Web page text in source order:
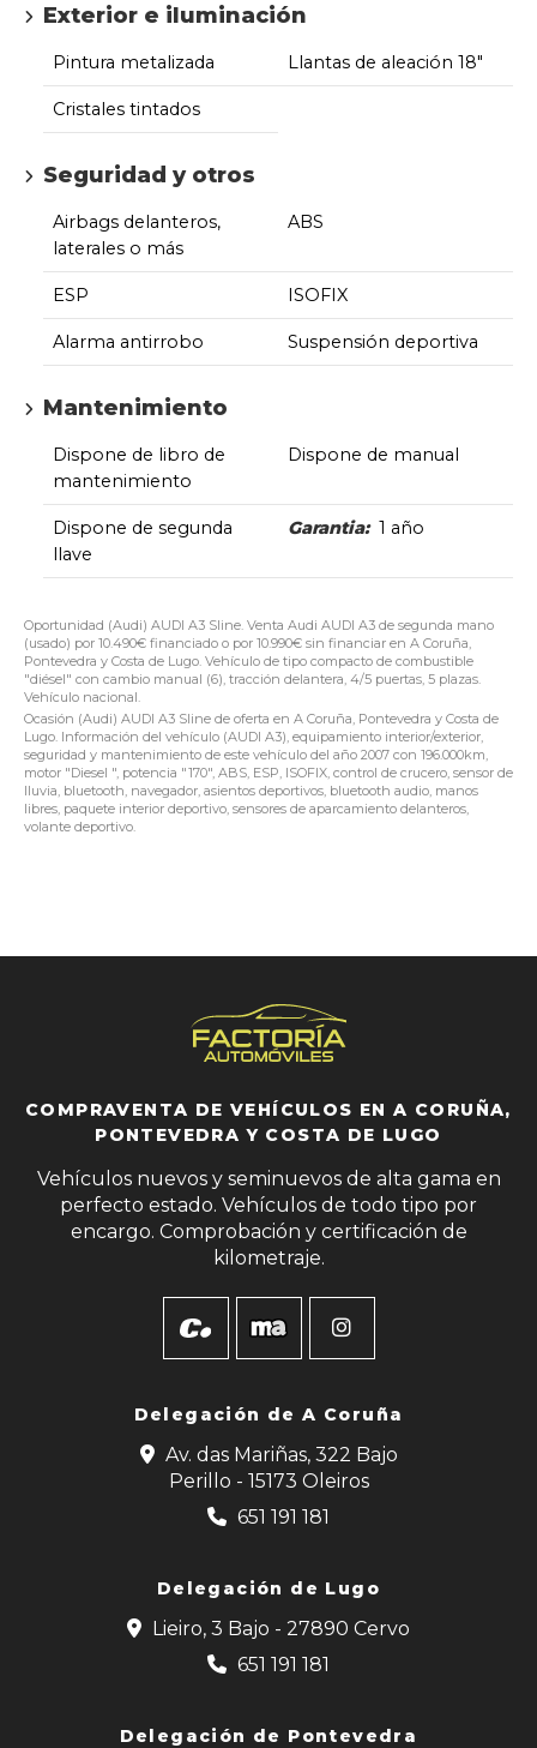
Exterior e iluminación
Pintura metalizada Llantas de aleación 18"
Cristales tintados
Seguridad y otros
Airbags delanteros,
laterales o más
ABS
ESP ISOFIX
Alarma antirrobo Suspensión deportiva
Mantenimiento
Dispone de libro de
mantenimiento
Dispone de manual
Dispone de segunda
llave
Garantia: 1 año
Oportunidad (Audi) AUDI A3 Sline. Venta Audi AUDI A3 de segunda mano
(usado) por 10.490€ financiado o por 10.990€ sin financiar en A Coruña,
Pontevedra y Costa de Lugo. Vehículo de tipo compacto de combustible
"diésel" con cambio manual (6), tracción delantera, 4/5 puertas, 5 plazas.
Vehículo nacional.
Ocasión (Audi) AUDI A3 Sline de oferta en A Coruña, Pontevedra y Costa de
Lugo. Información del vehículo (AUDI A3), equipamiento interior/exterior,
seguridad y mantenimiento de este vehículo del año 2007 con 196.000km,
motor "Diesel ", potencia "170", ABS, ESP, ISOFIX, control de crucero, sensor de
lluvia, bluetooth, navegador, asientos deportivos, bluetooth audio, manos
libres, paquete interior deportivo, sensores de aparcamiento delanteros,
volante deportivo.
COMPRAVENTA DE VEHÍCULOS EN A CORUÑA,
PONTEVEDRA Y COSTA DE LUGO
Vehículos nuevos y seminuevos de alta gama en
perfecto estado. Vehículos de todo tipo por
encargo. Comprobación y certificación de
kilometraje.
Delegación deA Coruña
Av. das Mariñas, 322 Bajo
Perillo - 15173 Oleiros
651 191 181
Delegación de Lugo
Lieiro, 3 Bajo - 27890 Cervo
651 191 181
Delegación de Pontevedra